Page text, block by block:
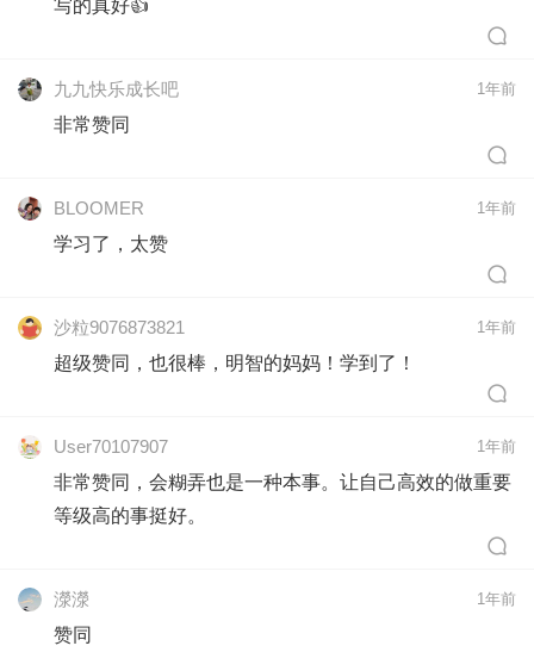
写的真好👍
九九快乐成长吧 1年前
非常赞同
BLOOMER 1年前
学习了，太赞
沙粒9076873821 1年前
超级赞同，也很棒，明智的妈妈！学到了！
User70107907 1年前
非常赞同，会糊弄也是一种本事。让自己高效的做重要
等级高的事挺好。
濴濴 1年前
赞同